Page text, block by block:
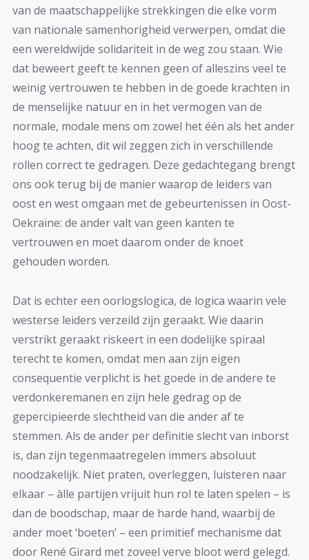
van de maatschappelijke strekkingen die elke vorm
van nationale samenhorigheid verwerpen, omdat die
een wereldwijde solidariteit in de weg zou staan. Wie
dat beweert geeft te kennen geen of alleszins veel te
weinig vertrouwen te hebben in de goede krachten in
de menselijke natuur en in het vermogen van de
normale, modale mens om zowel het één als het ander
hoog te achten, dit wil zeggen zich in verschillende
rollen correct te gedragen. Deze gedachtegang brengt
ons ook terug bij de manier waarop de leiders van
oost en west omgaan met de gebeurtenissen in Oost-
Oekraïne: de ander valt van geen kanten te
vertrouwen en moet daarom onder de knoet
gehouden worden.
Dat is echter een oorlogslogica, de logica waarin vele
westerse leiders verzeild zijn geraakt. Wie daarin
verstrikt geraakt riskeert in een dodelijke spiraal
terecht te komen, omdat men aan zijn eigen
consequentie verplicht is het goede in de andere te
verdonkeremanen en zijn hele gedrag op de
gepercipieerde slechtheid van die ander af te
stemmen. Als de ander per definitie slecht van inborst
is, dan zijn tegenmaatregelen immers absoluut
noodzakelijk. Niet praten, overleggen, luisteren naar
elkaar – àlle partijen vrijuit hun rol te laten spelen – is
dan de boodschap, maar de harde hand, waarbij de
ander moet ‘boeten’ – een primitief mechanisme dat
door René Girard met zoveel verve bloot werd gelegd.